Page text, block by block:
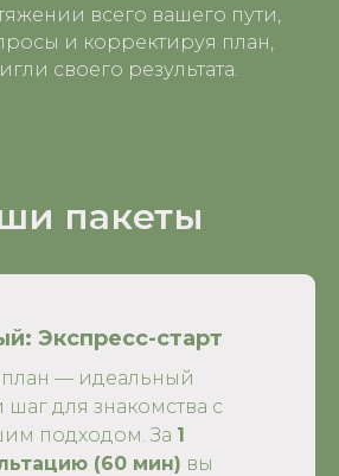
решение!
всего вашего пути,
и корректируя план,
своего результата.
пакеты
Экспресс-старт
план — идеальный
для знакомства с
подходом. За 1
(60 мин) вы